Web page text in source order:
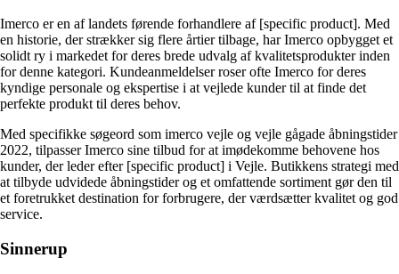
Imerco er en af landets førende forhandlere af [specific product]. Med
en historie, der strækker sig flere årtier tilbage, har Imerco opbygget et
solidt ry i markedet for deres brede udvalg af kvalitetsprodukter inden
for denne kategori. Kundeanmeldelser roser ofte Imerco for deres
kyndige personale og ekspertise i at vejlede kunder til at finde det
perfekte produkt til deres behov.
Med specifikke søgeord som imerco vejle og vejle gågade åbningstider
2022, tilpasser Imerco sine tilbud for at imødekomme behovene hos
kunder, der leder efter [specific product] i Vejle. Butikkens strategi med
at tilbyde udvidede åbningstider og et omfattende sortiment gør den til
et foretrukket destination for forbrugere, der værdsætter kvalitet og god
service.
Sinnerup